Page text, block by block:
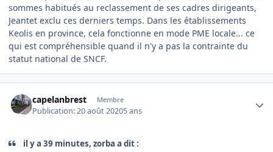
sommes habitués au reclassement de ses cadres dirigeants,
Jeantet exclu ces derniers temps. Dans les établissements
Keolis en province, cela fonctionne en mode PME locale... ce
qui est compréhensible quand il n'y a pas la contrainte du
statut national de SNCF.
capelanbrest Membre
Publication:20 août 20205 ans
il y a 39 minutes, zorba a dit :